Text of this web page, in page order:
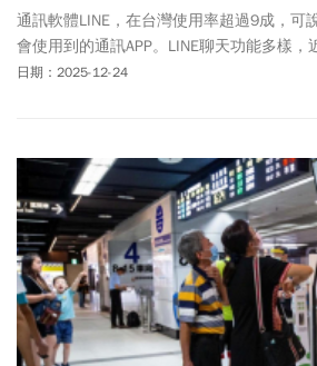
通訊軟體LINE，在台灣使用率超過9成，可
會使用到的通訊APP。LINE聊天功能多樣
能的變更，原本預計在2025年12月下旬將
日期：2025-12-24